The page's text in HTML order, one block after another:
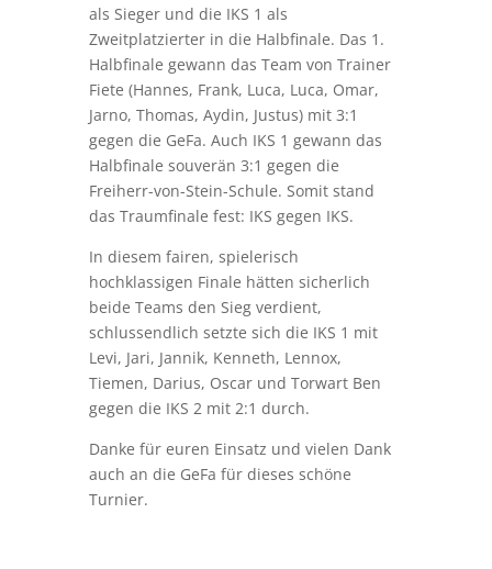
als Sieger und die IKS 1 als
Zweitplatzierter in die Halbfinale. Das 1.
Halbfinale gewann das Team von Trainer
Fiete (Hannes, Frank, Luca, Luca, Omar,
Jarno, Thomas, Aydin, Justus) mit 3:1
gegen die GeFa. Auch IKS 1 gewann das
Halbfinale souverän 3:1 gegen die
Freiherr-von-Stein-Schule. Somit stand
das Traumfinale fest: IKS gegen IKS.
In diesem fairen, spielerisch
hochklassigen Finale hätten sicherlich
beide Teams den Sieg verdient,
schlussendlich setzte sich die IKS 1 mit
Levi, Jari, Jannik, Kenneth, Lennox,
Tiemen, Darius, Oscar und Torwart Ben
gegen die IKS 2 mit 2:1 durch.
Danke für euren Einsatz und vielen Dank
auch an die GeFa für dieses schöne
Turnier.